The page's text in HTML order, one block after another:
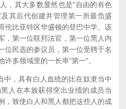
，其大多数显然也是"自由的有色
其后代创建并管理第一所最负盛
伦比亚特区华盛顿的登巴中学。该
，第一位联邦法官，第一位黑人内
位民选的参议员，第一位受聘于名
许多领域里的一长串"第一"。
，具有白人血统的比在奴隶当中
人在本族获得突出业绩的成员当
，致使白人和黑人都把这些人的成